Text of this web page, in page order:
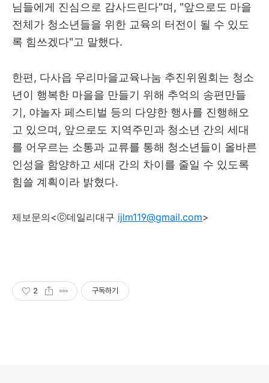
님들에게 진심으로 감사드린다"며, "앞으로도 마을
전체가 청소년들을 위한 교육의 터전이 될 수 있도
록 힘쓰겠다"고 말했다.
한편, 다사읍 우리마을교육나눔 추진위원회는 청소
년이 행복한 마을을 만들기 위해 추억의 송편만들
기, 야놀자 페스티벌 등의 다양한 행사를 진행해오
고 있으며, 앞으로도 지역주민과 청소년 간의 세대
를 어우르는 소통과 교류를 통해 청소년들이 올바른
인성을 함양하고 세대 간의 차이를 줄일 수 있도록
힘쓸 계획이라 밝혔다.
제보문의<ⓒ데일리대구 ijlm119@gmail.com>
2 구독하기